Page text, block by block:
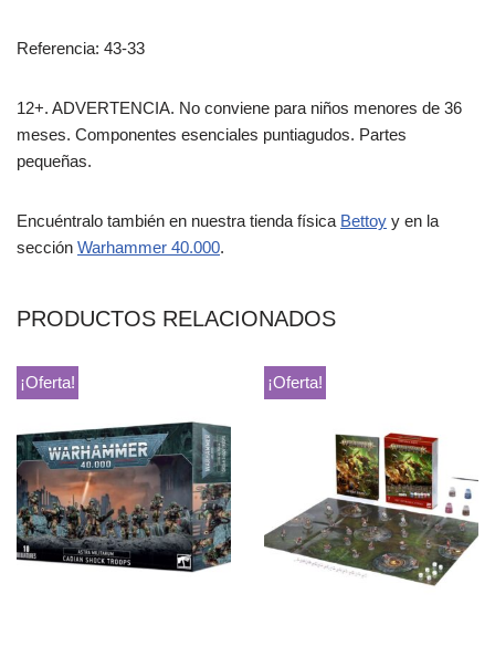
Referencia: 43-33
12+. ADVERTENCIA. No conviene para niños menores de 36
meses. Componentes esenciales puntiagudos. Partes
pequeñas.
Encuéntralo también en nuestra tienda física Bettoy y en la
sección Warhammer 40.000.
PRODUCTOS RELACIONADOS
¡Oferta! ¡Oferta!